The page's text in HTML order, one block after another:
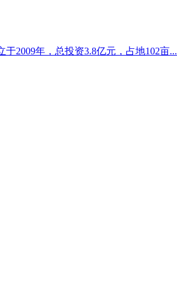
2009年，总投资3.8亿元，占地102亩...